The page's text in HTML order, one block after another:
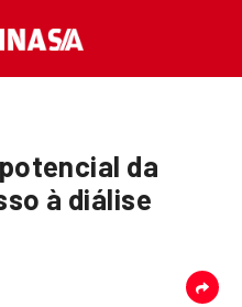
da
à diálise